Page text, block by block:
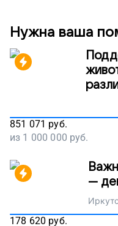
Нужна ваша
851 071 руб.
из 1 000 000 руб.
—
178 620 руб.